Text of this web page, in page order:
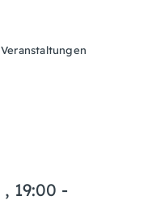
Veranstaltungen
, 19:00 -